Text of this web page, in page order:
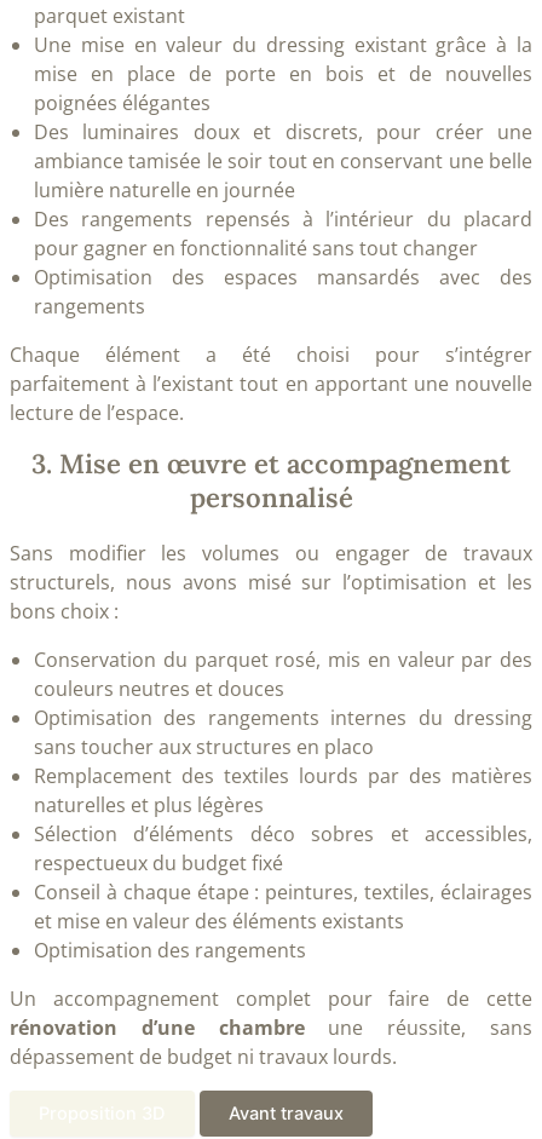
parquet existant
Une mise en valeur du dressing existant grâce à la
mise en place de porte en bois et de nouvelles
poignées élégantes
Des luminaires doux et discrets, pour créer une
ambiance tamisée le soir tout en conservant une belle
lumière naturelle en journée
Des rangements repensés à l’intérieur du placard
pour gagner en fonctionnalité sans tout changer
Optimisation des espaces mansardés avec des
rangements
Chaque élément a été choisi pour s’intégrer
parfaitement à l’existant tout en apportant une nouvelle
lecture de l’espace.
3. Mise en œuvre et accompagnement
personnalisé
Sans modifier les volumes ou engager de travaux
structurels, nous avons misé sur l’optimisation et les
bons choix :
Conservation du parquet rosé, mis en valeur par des
couleurs neutres et douces
Optimisation des rangements internes du dressing
sans toucher aux structures en placo
Remplacement des textiles lourds par des matières
naturelles et plus légères
Sélection d’éléments déco sobres et accessibles,
respectueux du budget fixé
Conseil à chaque étape : peintures, textiles, éclairages
et mise en valeur des éléments existants
Optimisation des rangements
Un accompagnement complet pour faire de cette
rénovation d’une chambreune réussite, sans
dépassement de budget ni travaux lourds.
Avant travaux